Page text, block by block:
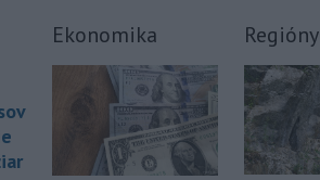
Ekonomika Regióny